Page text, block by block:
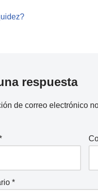
respuesta
de correo electrónico
*